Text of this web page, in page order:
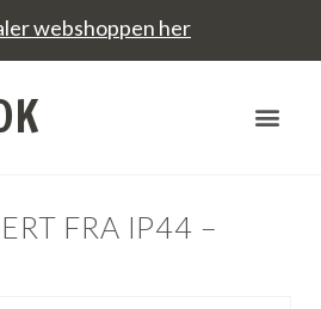
webshoppen her
FRA IP44 –